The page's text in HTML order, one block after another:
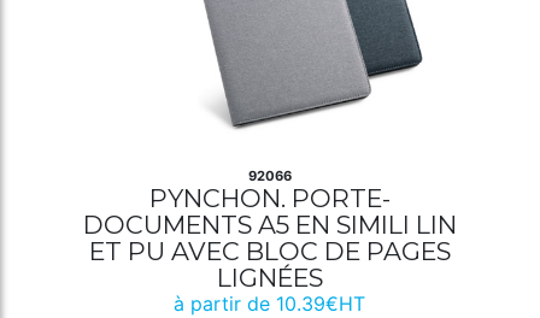
92066
PYNCHON. PORTE-
DOCUMENTS A5 EN SIMILI LIN
ET PU AVEC BLOC DE PAGES
LIGNÉES
à partir de 10.39€HT